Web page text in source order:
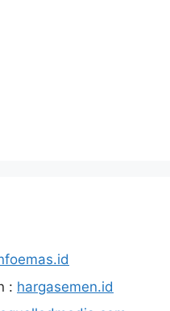
: hargasemen.id